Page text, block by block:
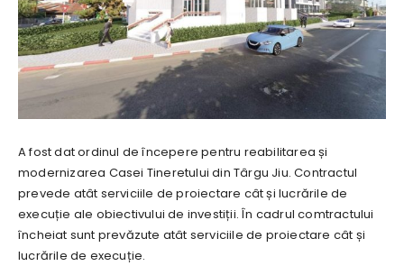
A fost dat ordinul de începere pentru reabilitarea și
modernizarea Casei Tineretului din Târgu Jiu. Contractul
prevede atât serviciile de proiectare cât și lucrările de
execuție ale obiectivului de investiții. În cadrul comtractului
încheiat sunt prevăzute atât serviciile de proiectare cât și
lucrările de execuție.